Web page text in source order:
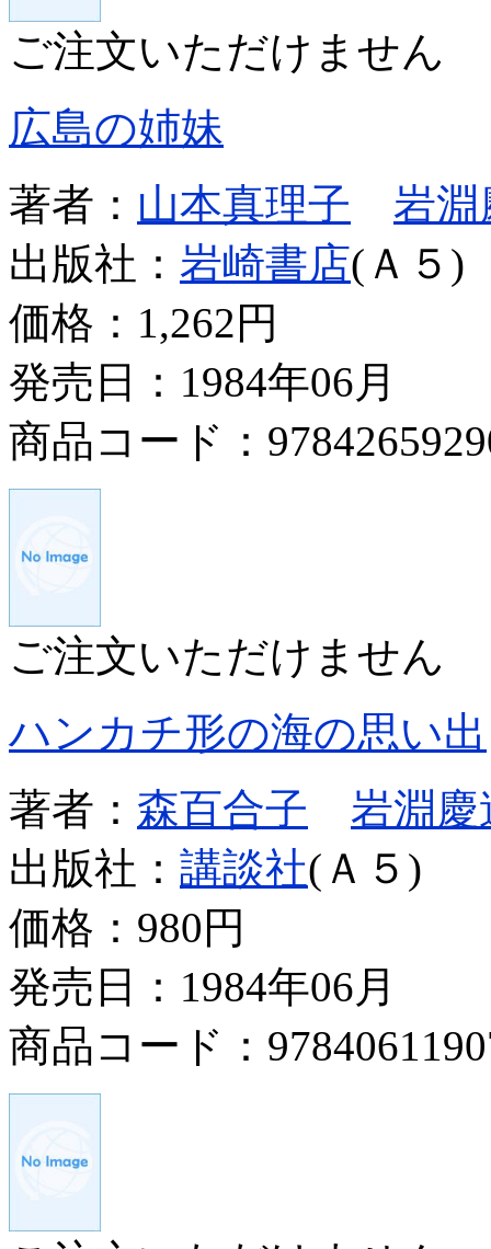
ご注文いただけません
広島の姉妹
著者： 山本真理子
岩淵
出版社： 岩崎書店(Ａ５)
価格： 1,262円
発売日：1984年06月
商品コード：
ご注文いただけません
ハンカチ形の海の思い出
著者： 森百合子
岩淵慶
出版社： 講談社(Ａ５)
価格： 980円
発売日：1984年06月
商品コード：